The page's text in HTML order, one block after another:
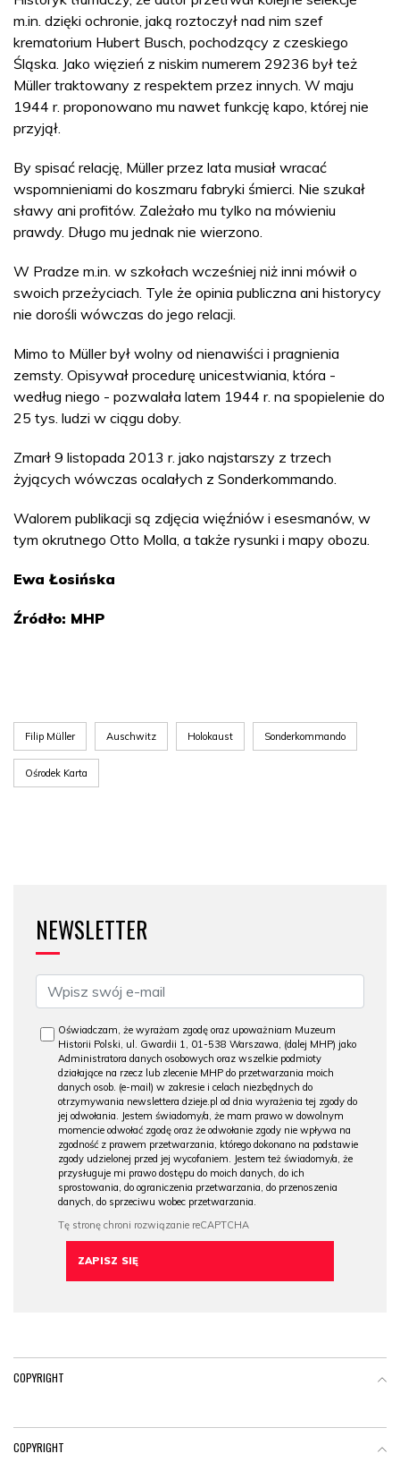
m.in. dzięki ochronie, jaką roztoczył nad nim szef
krematorium Hubert Busch, pochodzący z czeskiego
Śląska. Jako więzień z niskim numerem 29236 był też
Müller traktowany z respektem przez innych. W maju
1944 r. proponowano mu nawet funkcję kapo, której nie
przyjął.
By spisać relację, Müller przez lata musiał wracać
wspomnieniami do koszmaru fabryki śmierci. Nie szukał
sławy ani profitów. Zależało mu tylko na mówieniu
prawdy. Długo mu jednak nie wierzono.
W Pradze m.in. w szkołach wcześniej niż inni mówił o
swoich przeżyciach. Tyle że opinia publiczna ani historycy
nie dorośli wówczas do jego relacji.
Mimo to Müller był wolny od nienawiści i pragnienia
zemsty. Opisywał procedurę unicestwiania, która -
według niego - pozwalała latem 1944 r. na spopielenie do
25 tys. ludzi w ciągu doby.
Zmarł 9 listopada 2013 r. jako najstarszy z trzech
żyjących wówczas ocalałych z Sonderkommando.
Walorem publikacji są zdjęcia więźniów i esesmanów, w
tym okrutnego Otto Molla, a także rysunki i mapy obozu.
Ewa Łosińska
Źródło: MHP
Filip Müller Auschwitz Holokaust Sonderkommando
Ośrodek Karta
NEWSLETTER
Oświadczam, że wyrażam zgodę oraz upoważniam Muzeum
Historii Polski, ul. Gwardii 1, 01-538 Warszawa, (dalej MHP) jako
Administratora danych osobowych oraz wszelkie podmioty
działające na rzecz lub zlecenie MHP do przetwarzania moich
danych osob. (e-mail) w zakresie i celach niezbędnych do
otrzymywania newslettera dzieje.pl od dnia wyrażenia tej zgody do
jej odwołania. Jestem świadomy/a, że mam prawo w dowolnym
momencie odwołać zgodę oraz że odwołanie zgody nie wpływa na
zgodność z prawem przetwarzania, którego dokonano na podstawie
zgody udzielonej przed jej wycofaniem. Jestem też świadomy/a, że
przysługuje mi prawo dostępu do moich danych, do ich
sprostowania, do ograniczenia przetwarzania, do przenoszenia
danych, do sprzeciwu wobec przetwarzania.
COPYRIGHT
COPYRIGHT